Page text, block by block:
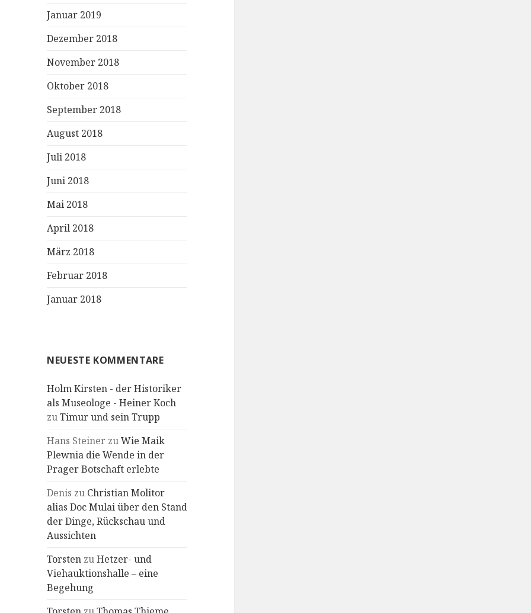
Januar 2019
Dezember 2018
November 2018
Oktober 2018
September 2018
August 2018
Juli 2018
Juni 2018
Mai 2018
April 2018
März 2018
Februar 2018
Januar 2018
NEUESTE KOMMENTARE
Holm Kirsten - der Historiker
als Museologe - Heiner Koch
zuTimur und sein Trupp
Hans Steiner zuWie Maik
Plewnia die Wende in der
Prager Botschaft erlebte
Denis zu Christian Molitor
alias Doc Mulai über den Stand
der Dinge, Rückschau und
Aussichten
Torsten zuHetzer- und
Viehauktionshalle – eine
Begehung